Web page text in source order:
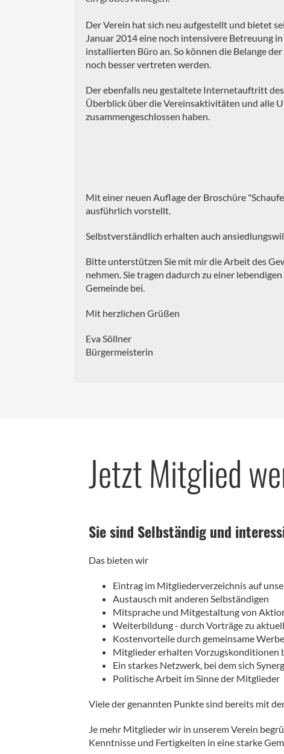
Der Verein hat sich neu aufgestellt und bietet
Januar 2014 eine noch intensivere Betreuung
installierten Büro an. So können die Belange
noch besser vertreten werden.
Der ebenfalls neu gestaltete Internetauftritt
Überblick über die Vereinsaktivitäten und alle
zusammengeschlossen haben.
Mit einer neuen Auflage der Broschüre
ausführlich vorstellt.
Selbstverständlich erhalten auch
Bitte unterstützen Sie mit mir die Arbeit des
nehmen. Sie tragen dadurch zu einer
Gemeinde bei.
Mit herzlichen Grüßen
Eva Söllner
Bürgermeisterin
Jetzt Mitglied
Sie sind Selbständig und
Das bieten wir
Eintrag im Mitgliederverzeichnis auf
Austausch mit anderen Selbständigen
Mitsprache und Mitgestaltung von
Weiterbildung - durch Vorträge zu
Kostenvorteile durch gemeinsame
Mitglieder erhalten Vorzugskonditionen
Ein starkes Netzwerk, bei dem sich
Politische Arbeit im Sinne der Mitglieder
Viele der genannten Punkte sind bereits mit
Je mehr Mitglieder wir in unserem Verein
Kenntnisse und Fertigkeiten in eine starke